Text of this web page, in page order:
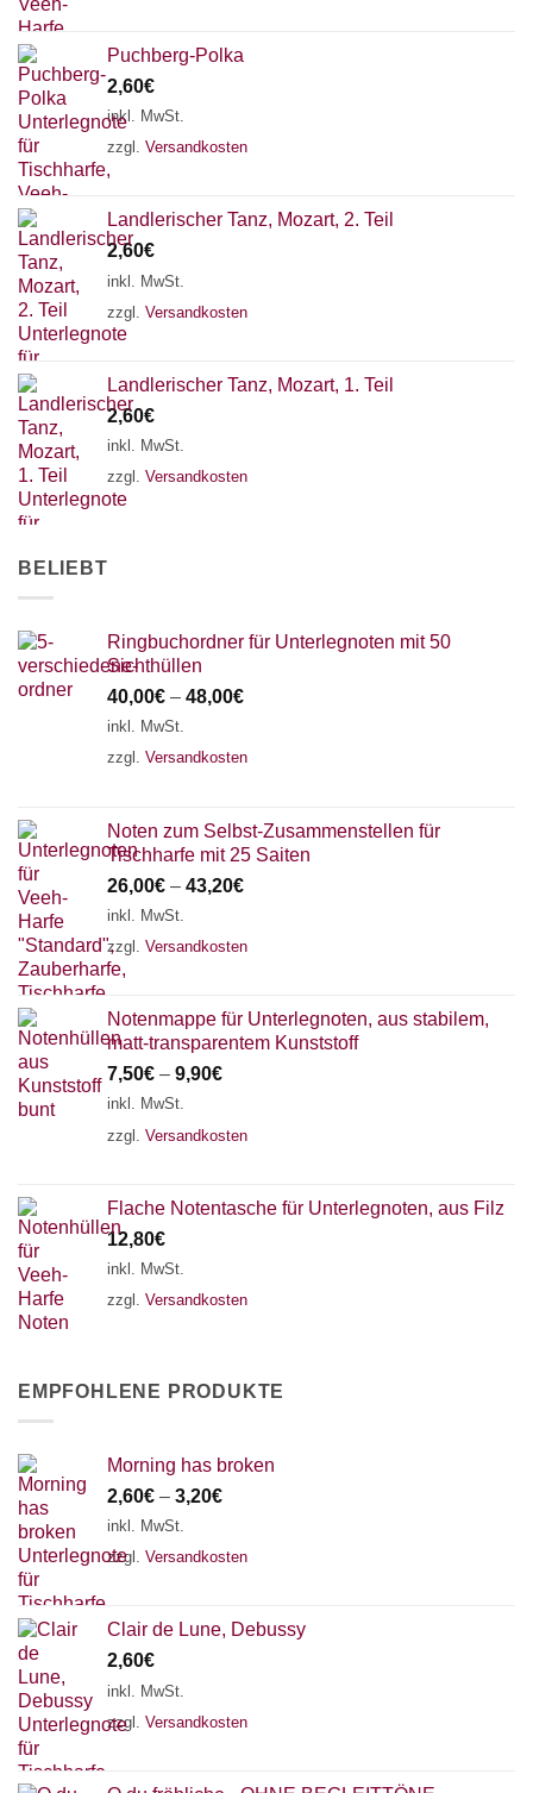
Puchberg-Polka
2,60€
inkl. MwSt.
zzgl. Versandkosten
Landlerischer Tanz, Mozart, 2. Teil
2,60€
inkl. MwSt.
zzgl. Versandkosten
Landlerischer Tanz, Mozart, 1. Teil
2,60€
inkl. MwSt.
zzgl. Versandkosten
BELIEBT
Ringbuchordner für Unterlegnoten mit 50
Sichthüllen
40,00€ – 48,00€
inkl. MwSt.
zzgl. Versandkosten
Noten zum Selbst-Zusammenstellen für
Tischharfe mit 25 Saiten
26,00€ – 43,20€
inkl. MwSt.
zzgl. Versandkosten
Notenmappe für Unterlegnoten, aus stabilem,
matt-transparentem Kunststoff
7,50€ – 9,90€
inkl. MwSt.
zzgl. Versandkosten
Flache Notentasche für Unterlegnoten, aus Filz
12,80€
inkl. MwSt.
zzgl. Versandkosten
EMPFOHLENE PRODUKTE
Morning has broken
2,60€ – 3,20€
inkl. MwSt.
zzgl. Versandkosten
Clair de Lune, Debussy
2,60€
inkl. MwSt.
zzgl. Versandkosten